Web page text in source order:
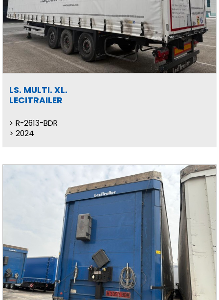
LS. MULTI. XL.
LECITRAILER
R-2613-BDR
2024